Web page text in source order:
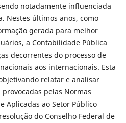
notadamente influenciada
Nestes últimos anos, como
gerada para melhor
a Contabilidade Pública
decorrentes do processo de
aos internacionais. Esta
relatar e analisar
pelas Normas
Aplicadas ao Setor Público
do Conselho Federal de